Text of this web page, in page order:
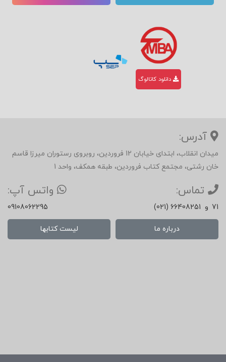
دانلود کاتالوگ
آدرس:
میدان انقلاب، ابتدای خیابان 12 فروردین، روبروی رستوران میرزا قاسم
خان رشتی، مجتمع کتاب فروردین، طبقه همکف، واحد 1
تماس:
(021) 66408251 و 71
واتس آپ:
09108062295
درباره ما لیست کتابها